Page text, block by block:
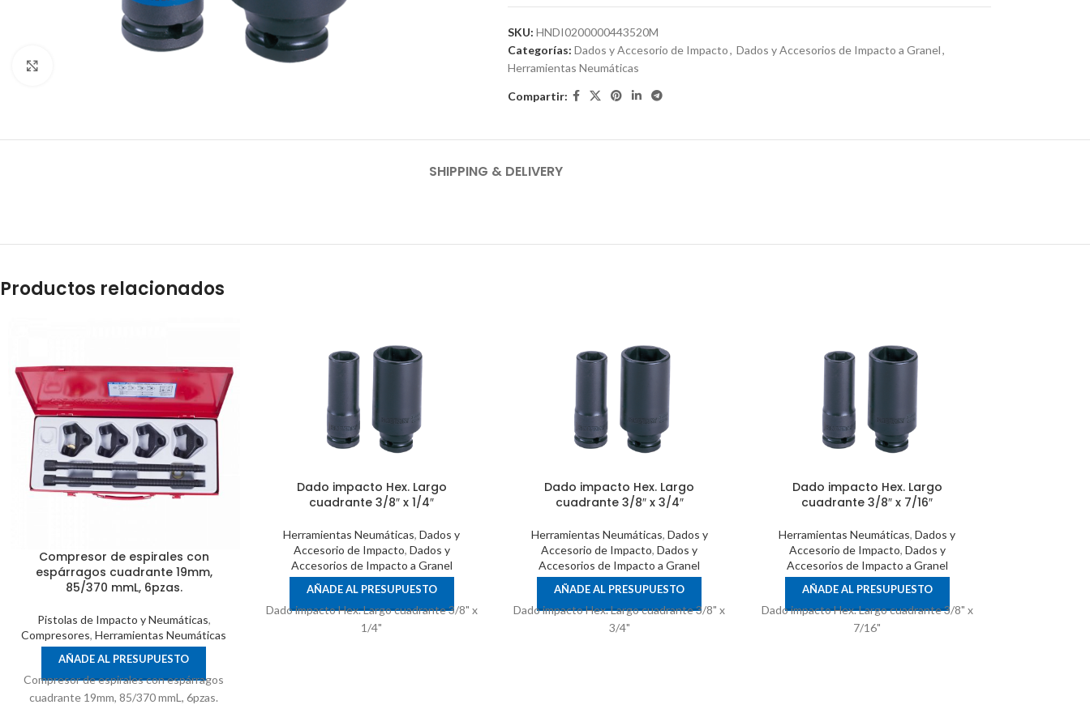
SKU: HNDI0200000443520M
Categorías: Dados y Accesorio de Impacto, Dados y Accesorios de Impacto a Granel,
Herramientas Neumáticas
Compartir:
SHIPPING & DELIVERY
Productos relacionados
Compresor de espirales con
espárragos cuadrante 19mm,
85/370 mmL, 6pzas.
Pistolas de Impacto y Neumáticas,
Compresores,Herramientas Neumáticas
AÑADE AL PRESUPUESTO
Compresor de espirales con espárragos
cuadrante 19mm, 85/370 mmL, 6pzas.
Dado impacto Hex. Largo
cuadrante 3/8″ x 1/4″
Herramientas Neumáticas,Dados y
Accesorio de Impacto, Dados y
Accesorios de Impacto a Granel
AÑADE AL PRESUPUESTO
Dado impacto Hex. Largo cuadrante 3/8" x
1/4"
Dado impacto Hex. Largo
cuadrante 3/8″ x 3/4″
Herramientas Neumáticas, Dados y
Accesorio de Impacto,Dados y
Accesorios de Impacto a Granel
AÑADE AL PRESUPUESTO
Dado impacto Hex. Largo cuadrante 3/8" x
3/4"
Dado impacto Hex. Largo
cuadrante 3/8″ x 7/16″
Herramientas Neumáticas,Dados y
Accesorio de Impacto, Dados y
Accesorios de Impacto a Granel
AÑADE AL PRESUPUESTO
Dado impacto Hex. Largo cuadrante 3/8" x
7/16"